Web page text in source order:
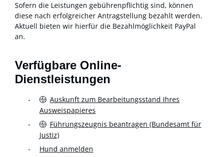
Sofern die Leistungen gebührenpflichtig sind, können
diese nach erfolgreicher Antragstellung bezahlt werden.
Aktuell bieten wir hierfür die Bezahlmöglichkeit PayPal
an.
Verfügbare Online-
Dienstleistungen
Auskunft zum Bearbeitungsstand Ihres
Ausweispapieres
Führungszeugnis beantragen (Bundesamt für
Justiz)
Hund anmelden